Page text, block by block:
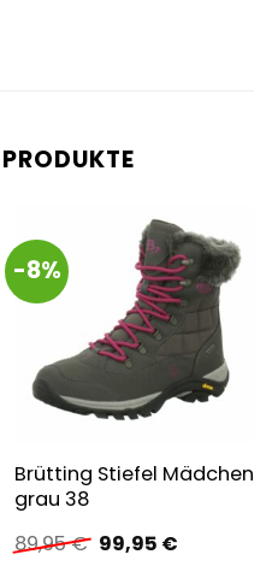
-8%
Brütting Stiefel Mädchen
grau 38
89,95€ Ursprünglicher
Preis
99,95 €Aktueller